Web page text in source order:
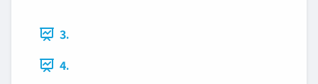
3.
4.